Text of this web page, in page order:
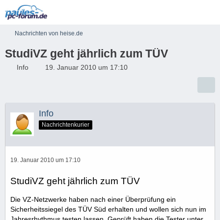
Nachrichten von heise.de
StudiVZ geht jährlich zum TÜV
Info 19. Januar 2010 um 17:10
Info
Nachrichtenkurier
19. Januar 2010 um 17:10
StudiVZ geht jährlich zum TÜV
Die VZ-Netzwerke haben nach einer Überprüfung ein
Sicherheitssiegel des TÜV Süd erhalten und wollen sich nun im